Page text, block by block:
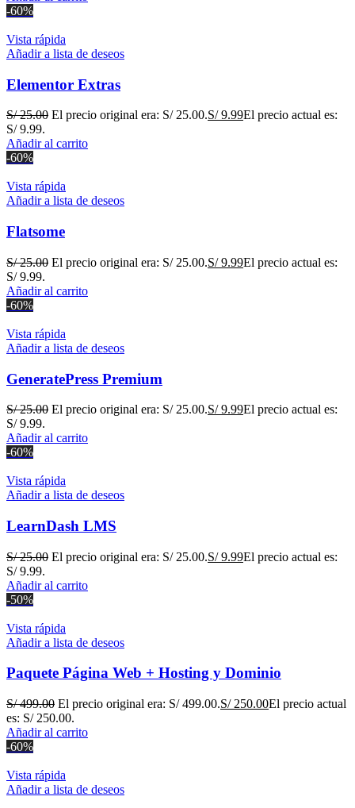
-60%
Vista rápida
Añadir a lista de deseos
Elementor Extras
S/25.00 El precio original era: S/ 25.00.S/9.99El precio actual es:
S/ 9.99.
Añadir al carrito
-60%
Vista rápida
Añadir a lista de deseos
Flatsome
S/25.00 El precio original era: S/ 25.00.S/9.99El precio actual es:
S/ 9.99.
Añadir al carrito
-60%
Vista rápida
Añadir a lista de deseos
GeneratePress Premium
S/25.00 El precio original era: S/ 25.00.S/9.99El precio actual es:
S/ 9.99.
Añadir al carrito
-60%
Vista rápida
Añadir a lista de deseos
LearnDash LMS
S/25.00 El precio original era: S/ 25.00.S/9.99El precio actual es:
S/ 9.99.
Añadir al carrito
-50%
Vista rápida
Añadir a lista de deseos
Paquete Página Web + Hosting y Dominio
S/499.00 El precio original era: S/ 499.00.S/250.00El precio actual
es: S/ 250.00.
Añadir al carrito
-60%
Vista rápida
Añadir a lista de deseos